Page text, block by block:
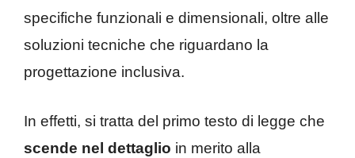
specifiche funzionali e dimensionali, oltre alle
soluzioni tecniche che riguardano la
progettazione inclusiva.
In effetti, si tratta del primo testo di legge che
scende nel dettaglio in merito alla